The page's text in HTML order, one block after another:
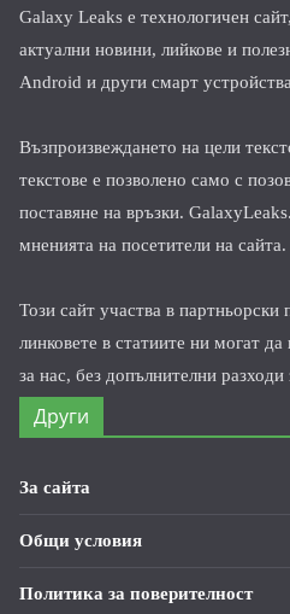
Galaxy Leaks е технологичен
актуални новини, лийкове и
Android и други смарт
Възпроизвеждането на цели
текстове е позволено само с
поставяне на връзки.
мненията на посетители на сайта.
Този сайт участва в
линковете в статиите ни могат
за нас, без допълнителни разходи
Други
За сайта
Общи условия
Политика за поверителност